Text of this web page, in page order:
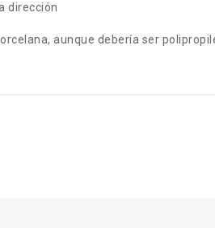
dirección
aunque debería ser